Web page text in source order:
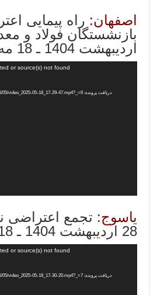
اصفهان: راه پیمایی
اردیبهشت 1404 ـ 18 مه 2025
or source(s) not found
دریافت پرونده: http://chiran-echo.org/wp-content/uploads/2025/05/video_2025-05-18_17-29-47.mp4?_=6
یاسوج: تجمع اعتراضی
28 اردیبهشت 1404 ـ 18 مه 2025
or source(s) not found
دریافت پرونده: http://chiran-echo.org/wp-content/uploads/2025/05/video_2025-05-18_17-30-20.mp4?_=7